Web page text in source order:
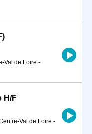
Val de Loire -
H/F
Val de Loire -